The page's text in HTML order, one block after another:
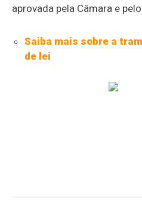
aprovada pela Câmara e
Saiba mais sobre a
de lei